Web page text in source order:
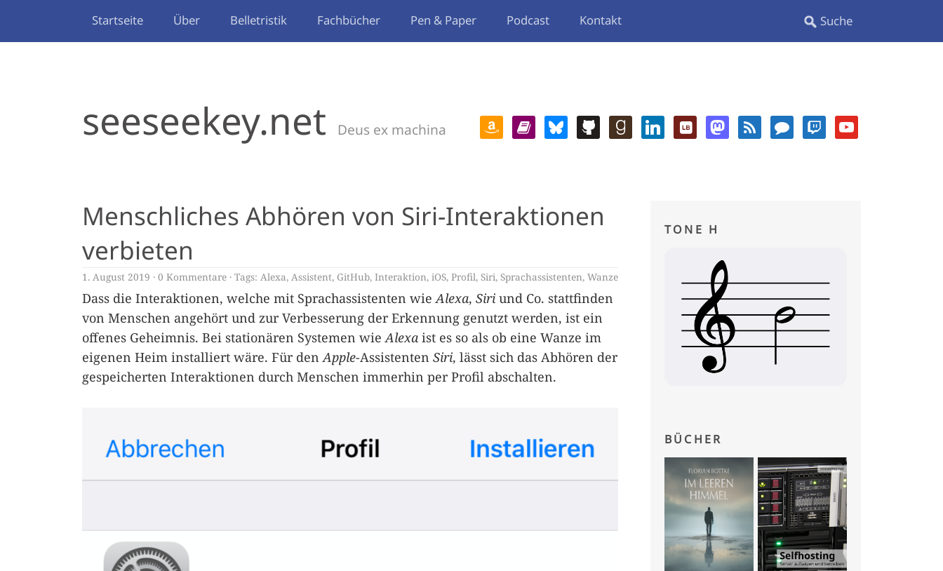
Startseite Über Belletristik Fachbücher Pen & Paper Podcast Kontakt
seeseekey.net Deus ex machina
Menschliches Abhören von Siri-Interaktionen
verbieten
1. August 2019 0 Kommentare Tags: Alexa, Assistent, GitHub, Interaktion, iOS, Profil, Siri, Sprachassistenten, Wanze
Dass die Interaktionen, welche mit Sprachassistenten wieAlexa, Siri und Co. stattfinden
von Menschen angehört und zur Verbesserung der Erkennung genutzt werden, ist ein
offenes Geheimnis. Bei stationären Systemen wieAlexa ist es so als ob eine Wanze im
eigenen Heim installiert wäre. Für denApple-Assistenten Siri, lässt sich das Abhören der
gespeicherten Interaktionen durch Menschen immerhin per Profil abschalten.
TONE H
BÜCHER